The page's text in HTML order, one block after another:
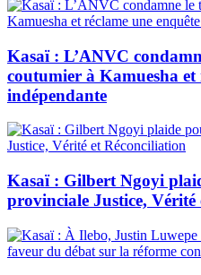
Kasaï : L’ANVC
coutumier à Kamuesha et
indépendante
Kasaï : Gilbert Ngoyi
provinciale Justice, Vérité